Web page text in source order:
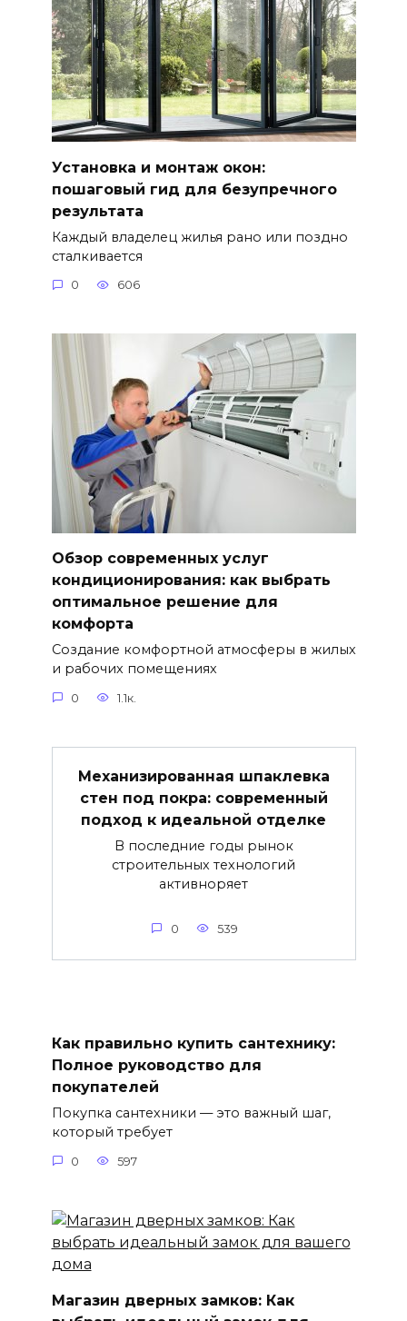
Установка и монтаж окон:
пошаговый гид для безупречного
результата
Каждый владелец жилья рано или поздно
сталкивается
0 606
Обзор современных услуг
кондиционирования: как выбрать
оптимальное решение для
комфорта
Создание комфортной атмосферы в жилых
и рабочих помещениях
0 1.1к.
Механизированная шпаклевка
стен под покра: современный
подход к идеальной отделке
В последние годы рынок
строительных технологий
активноряет
0 539
Как правильно купить сантехнику:
Полное руководство для
покупателей
Покупка сантехники — это важный шаг,
который требует
0 597
Магазин дверных замков: Как